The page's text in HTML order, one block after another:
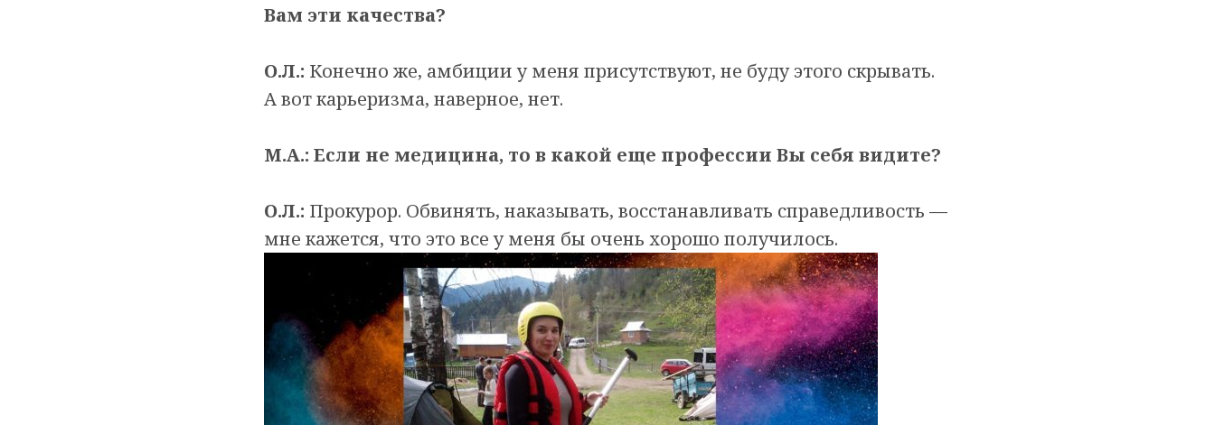
Вам эти качества?
О.Л.: Конечно же, амбиции у меня присутствуют, не буду этого скрывать.
А вот карьеризма, наверное, нет.
М.А.: Если не медицина, то в какой еще профессии Вы себя видите?
О.Л.: Прокурор. Обвинять, наказывать, восстанавливать справедливость —
мне кажется, что это все у меня бы очень хорошо получилось.